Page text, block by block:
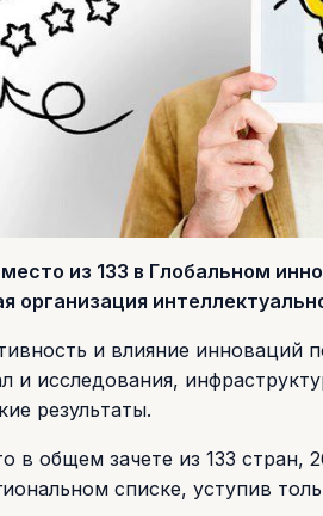
из 133 в Глобальном
организация
и влияние
и исследования,
результаты.
в общем зачете из 133 стран,
списке, уступив